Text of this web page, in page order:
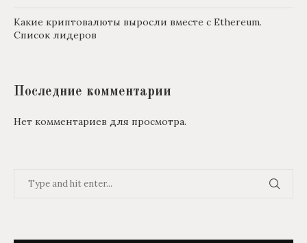
Какие криптовалюты выросли вместе с Ethereum.
Список лидеров
Последние комментарии
Нет комментариев для просмотра.